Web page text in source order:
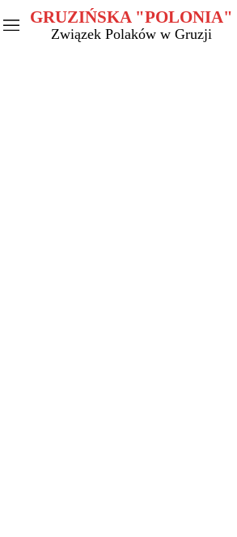
GRUZIŃSKA "POLONIA"
Związek Polaków w Gruzji